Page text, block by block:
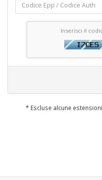
Inserisci il
* Escluse alcune